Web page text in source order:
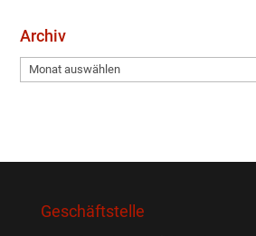
Archiv
Archiv
Geschäftstelle